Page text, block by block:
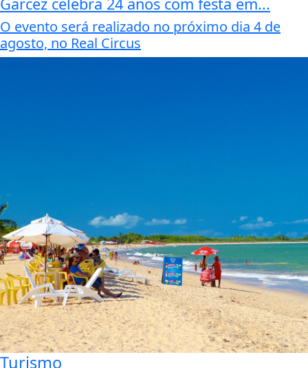
O evento será realizado no próximo dia 4 de
agosto, no Real Circus
Turismo